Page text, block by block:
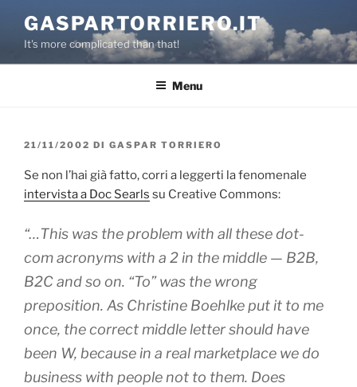
contenuto
GASPARTORRIERO.IT
It's more complicated than that!
Menu
PUBBLICATO
21/11/2002 DI GASPAR TORRIERO
Se non l’hai già fatto, corri a leggerti la fenomenale
intervista a Doc Searls su Creative Commons:
“…This was the problem with all these dot-
com acronyms with a 2 in the middle — B2B,
B2C and so on. “To” was the wrong
preposition. As Christine Boehlke put it to me
once, the correct middle letter should have
been W, because in a real marketplace we do
business with people not to them. Does